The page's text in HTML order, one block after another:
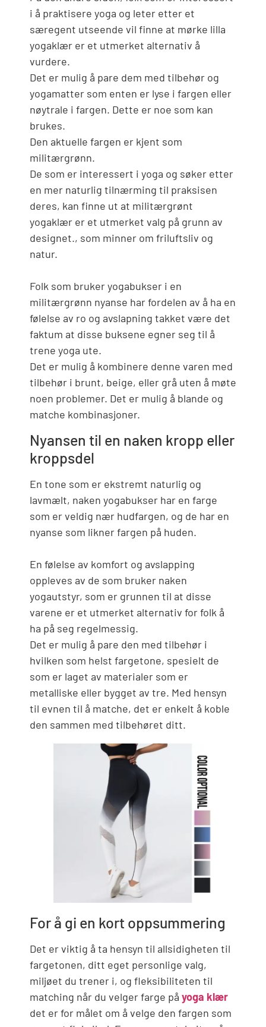
i å praktisere yoga og leter etter et
særegent utseende vil finne at mørke lilla
yogaklær er et utmerket alternativ å
vurdere.
Det er mulig å pare dem med tilbehør og
yogamatter som enten er lyse i fargen eller
nøytrale i fargen. Dette er noe som kan
brukes.
Den aktuelle fargen er kjent som
militærgrønn.
De som er interessert i yoga og søker etter
en mer naturlig tilnærming til praksisen
deres, kan finne ut at militærgrønt
yogaklær er et utmerket valg på grunn av
designet., som minner om friluftsliv og
natur.
Folk som bruker yogabukser i en
militærgrønn nyanse har fordelen av å ha en
følelse av ro og avslapning takket være det
faktum at disse buksene egner seg til å
trene yoga ute.
Det er mulig å kombinere denne varen med
tilbehør i brunt, beige, eller grå uten å møte
noen problemer. Det er mulig å blande og
matche kombinasjoner.
Nyansen til en naken kropp eller
kroppsdel
En tone som er ekstremt naturlig og
lavmælt, naken yogabukser har en farge
som er veldig nær hudfargen, og de har en
nyanse som likner fargen på huden.
En følelse av komfort og avslapping
oppleves av de som bruker naken
yogautstyr, som er grunnen til at disse
varene er et utmerket alternativ for folk å
ha på seg regelmessig.
Det er mulig å pare den med tilbehør i
hvilken som helst fargetone, spesielt de
som er laget av materialer som er
metalliske eller bygget av tre. Med hensyn
til evnen til å matche, det er enkelt å koble
den sammen med tilbehøret ditt.
For å gi en kort oppsummering
Det er viktig å ta hensyn til allsidigheten til
fargetonen, ditt eget personlige valg,
miljøet du trener i, og fleksibiliteten til
matching når du velger farge på yoga klær
det er for målet om å velge den fargen som